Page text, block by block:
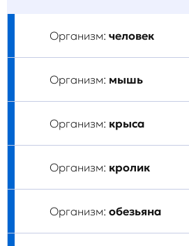
Организм: человек
Организм: мышь
Организм: крыса
Организм: кролик
Организм: обезьяна